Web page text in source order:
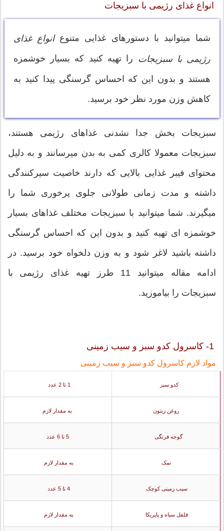
انواع غذای رژیمی با سبزیجات
شما میتوانید با دستورهای غذایی متنوعانواع غذای
رژیمی با سبزیجات را تهیه کنید که بسیار خوشمزه
هستند و بدون این که احساس گرسنگی پیدا کنید به
کاهش وزن مورد نظر خود برسید.
سبزیجات بخش جدا نشدنی غذاهای رژیمی هستند،
سبزیجات معمولا کالری کمی به بدن میرسانند و به دلیل
محتوای فیبر غذایی بالایی که دارند خاصیت سیرکنندگی
داشته و مدت زمانی طولانی جلوی پرخوری شما را
میگیرند. شما میتوانید با سبزیجات مختلف غذاهای بسیار
خوشمزه ای تهیه کنید و بدون این که احساس گرسنگی
داشته باشید لاغر شود و به وزن دلخواه خود برسید. در
ادامه مقاله میتوانید 11 طرز تهیه غذای رژیمی با
سبزیجات را بیاموزید.
1- کاسرول کدو سبز و سیب زمینی
مواد لازم کاسرول کدو سبز و سیب زمینی
کدو سبز 1 تا 2 عدد
روغن زیتون به مقدار لازم
گوجه فرنگی
نمک به مقدار لازم
سیب زمینی کوچک 4 تا 5 عدد
فلفل سیاه و پاپریکا به مقدار لازم